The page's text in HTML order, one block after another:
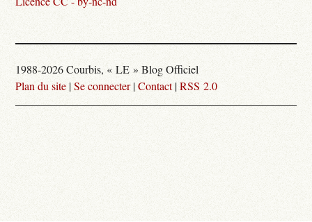
1988-2026 Courbis, « LE » Blog Officiel
Plan du site |Se connecter|Contact|RSS 2.0